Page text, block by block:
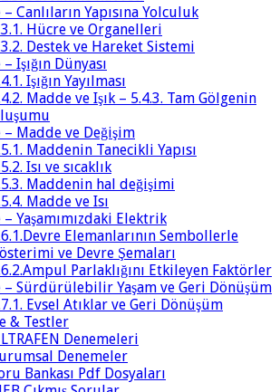
Canlıların Yapısına Yolculuk
Hücre ve Organelleri
Destek ve Hareket Sistemi
Işığın Dünyası
Işığın Yayılması
Madde ve Işık – 5.4.3. Tam Gölgenin
– Madde ve Değişim
Maddenin Tanecikli Yapısı
Isı ve sıcaklık
Maddenin hal değişimi
Madde ve Isı
Yaşamımızdaki Elektrik
Elemanlarının Sembollerle
ve Devre Şemaları
Parlaklığını Etkileyen Faktörler
– Sürdürülebilir Yaşam ve Geri Dönüşüm
Evsel Atıklar ve Geri Dönüşüm
& Testler
Denemeleri
Denemeler
Bankası Pdf Dosyaları